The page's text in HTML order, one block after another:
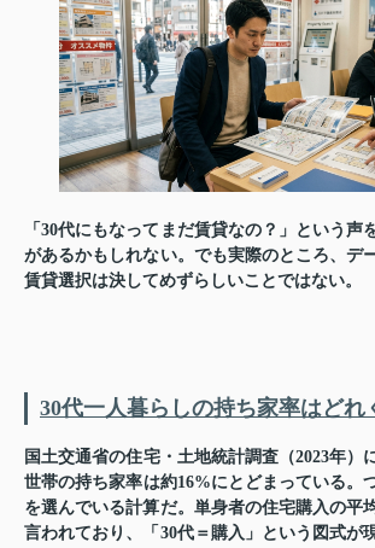
「30代にもなってまだ賃貸なの？」という声
があるかもしれない。でも実際のところ、デ
賃貸選択は決してめずらしいことではない。
30代一人暮らしの持ち家率はどれ
国土交通省の住宅・土地統計調査（2023年）
世帯の持ち家率は約16%にとどまっている。
を選んでいる計算だ。単身者の住宅購入の平
言われており、「30代＝購入」という図式が